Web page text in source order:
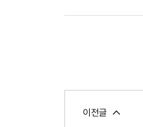
이전글